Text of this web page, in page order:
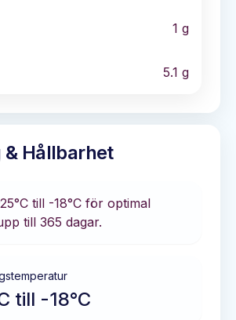
1 g
5.1 g
& Hållbarhet
till -18°C för optimal
till 365 dagar.
till -18°C